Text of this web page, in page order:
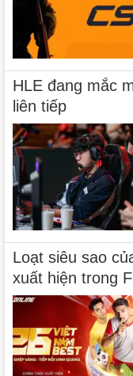
HLE đang mắc
liên tiếp
Loạt siêu sao
xuất hiện trong